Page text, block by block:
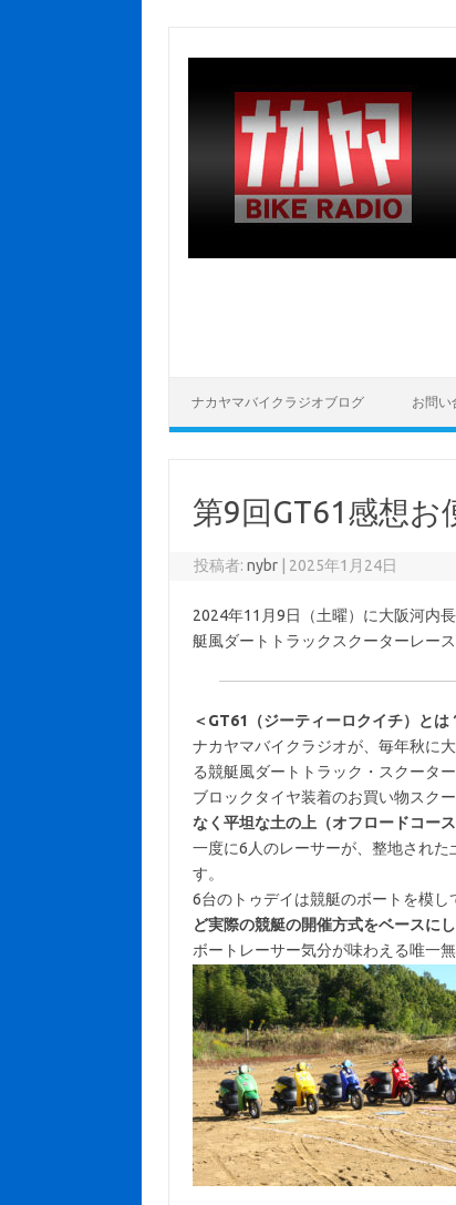
ナカヤマバイクラジオブログ お問い
第9回GT61感想
投稿者:nybr 2025年1月24日
2024年11月9日（土曜）に大阪河内
艇風ダートトラックスクーターレー
＜GT61（ジーティーロクイチ）と
ナカヤマバイクラジオが、毎年秋に
る競艇風ダートトラック・スクーター
ブロックタイヤ装着のお買い物スク
なく平坦な土の上（オフロードコー
一度に6人のレーサーが、整地され
す。
6台のトゥデイは競艇のボートを模し
ど実際の競艇の開催方式をベースに
ボートレーサー気分が味わえる唯一